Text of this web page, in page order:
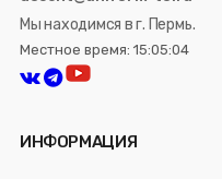
Мы находимся в г. Пермь.
Местное время: 15:05:04
ИНФОРМАЦИЯ